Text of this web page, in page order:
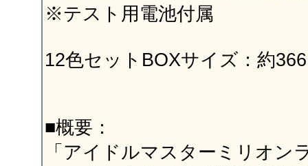
※テスト用電池付属
12色セットBOXサイズ：約
■概要：
「アイドルマスターミリオン